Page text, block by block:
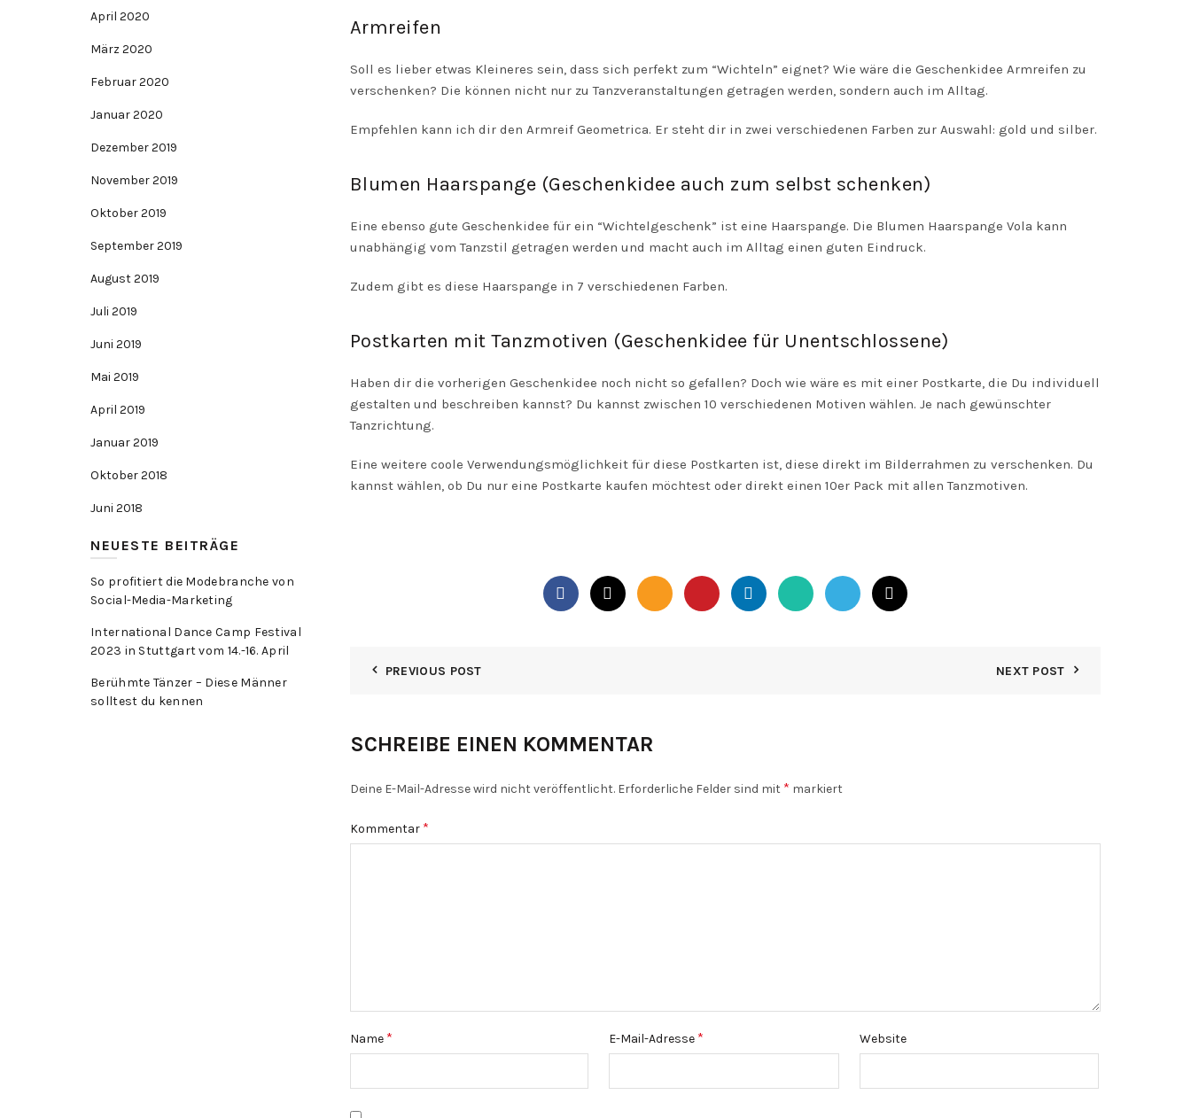
Armreifen
Soll es lieber etwas Kleineres sein, dass sich perfekt zum “Wichteln” eignet? Wie wäre die Geschenkidee Armreifen zu
verschenken? Die können nicht nur zu Tanzveranstaltungen getragen werden, sondern auch im Alltag.
Empfehlen kann ich dir den Armreif Geometrica. Er steht dir in zwei verschiedenen Farben zur Auswahl: gold und silber.
Blumen Haarspange (Geschenkidee auch zum selbst schenken)
Eine ebenso gute Geschenkidee für ein “Wichtelgeschenk” ist eine Haarspange. Die Blumen Haarspange Vola kann
unabhängig vom Tanzstil getragen werden und macht auch im Alltag einen guten Eindruck.
Zudem gibt es diese Haarspange in 7 verschiedenen Farben.
Postkarten mit Tanzmotiven (Geschenkidee für Unentschlossene)
Haben dir die vorherigen Geschenkidee noch nicht so gefallen? Doch wie wäre es mit einer Postkarte, die Du individuell
gestalten und beschreiben kannst? Du kannst zwischen 10 verschiedenen Motiven wählen. Je nach gewünschter
Tanzrichtung.
Eine weitere coole Verwendungsmöglichkeit für diese Postkarten ist, diese direkt im Bilderrahmen zu verschenken. Du
kannst wählen, ob Du nur eine Postkarte kaufen möchtest oder direkt einen 10er Pack mit allen Tanzmotiven.
PREVIOUS POST NEXT POST
SCHREIBE EINEN KOMMENTAR
Deine E-Mail-Adresse wird nicht veröffentlicht. Erforderliche Felder sind mit * markiert
Kommentar *
Name * E-Mail-Adresse * Website
April 2020
März 2020
Februar 2020
Januar 2020
Dezember 2019
November 2019
Oktober 2019
September 2019
August 2019
Juli 2019
Juni 2019
Mai 2019
April 2019
Januar 2019
Oktober 2018
Juni 2018
NEUESTE BEITRÄGE
So profitiert die Modebranche von
Social-Media-Marketing
International Dance Camp Festival
2023 in Stuttgart vom 14.-16. April
Berühmte Tänzer – Diese Männer
solltest du kennen